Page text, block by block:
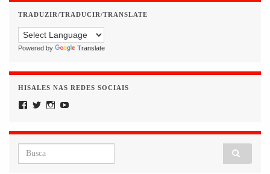
TRADUZIR/TRADUCIR/TRANSLATE
Powered by Translate
HISALES NAS REDES SOCIAIS
Facebook
TwitterInstagram
Search for: